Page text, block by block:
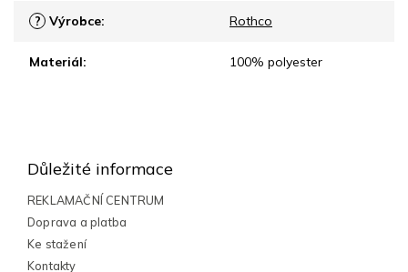
? Výrobce: Rothco
Materiál: 100% polyester
Důležité informace
REKLAMAČNÍ CENTRUM
Doprava a platba
Ke stažení
Kontakty